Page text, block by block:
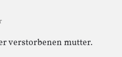
verstorbenen mutter.